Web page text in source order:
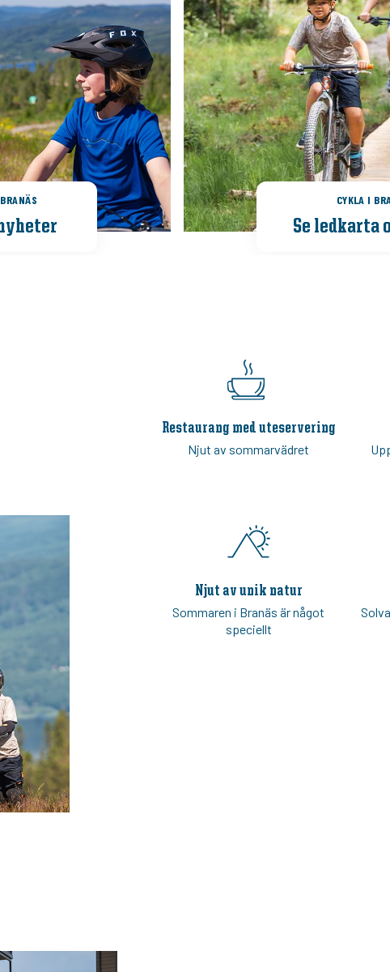
3.4 m/s
CYKLA I
Se ledkarta
Restaurang med uteservering
Njut av sommarvädret
Njut av unik natur
Sommaren i Branäs är något
speciellt